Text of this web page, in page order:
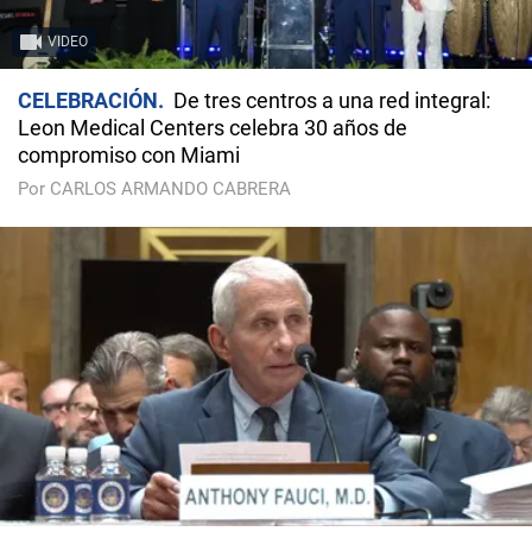
VIDEO
CELEBRACIÓN
De tres centros a una red integral:
Leon Medical Centers celebra 30 años de
compromiso con Miami
Por CARLOS ARMANDO CABRERA